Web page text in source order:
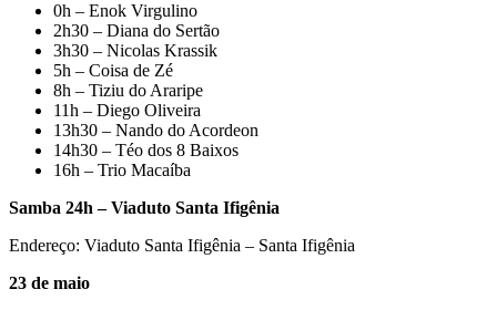
0h – Enok Virgulino
2h30 – Diana do Sertão
3h30 – Nicolas Krassik
5h – Coisa de Zé
8h – Tiziu do Araripe
11h – Diego Oliveira
13h30 – Nando do Acordeon
14h30 – Téo dos 8 Baixos
16h – Trio Macaíba
Samba 24h – Viaduto Santa Ifigênia
Endereço: Viaduto Santa Ifigênia – Santa Ifigênia
23 de maio